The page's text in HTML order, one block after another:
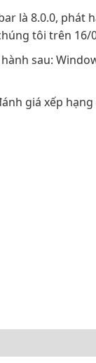
là 8.0.0, phát
tôi trên 16/
sau:
giá xếp